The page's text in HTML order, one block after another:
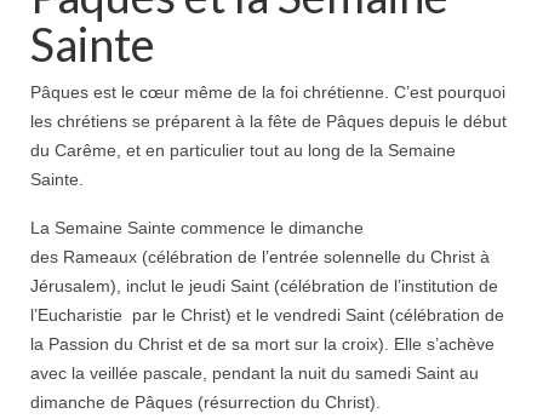
Sainte
Pâques est le cœur même de la foi chrétienne. C’est pourquoi
les chrétiens se préparent à la fête de Pâques depuis le début
du Carême, et en particulier tout au long de la Semaine
Sainte.
La Semaine Sainte commence le dimanche
des Rameaux (célébration de l’entrée solennelle du Christ à
Jérusalem), inclut le jeudi Saint (célébration de l’institution de
l’Eucharistie
par le Christ) et le vendredi Saint (célébration de
la Passion du Christ et de sa mort sur la croix). Elle s’achève
avec la veillée pascale, pendant la nuit du samedi Saint au
dimanche de Pâques (résurrection du Christ).